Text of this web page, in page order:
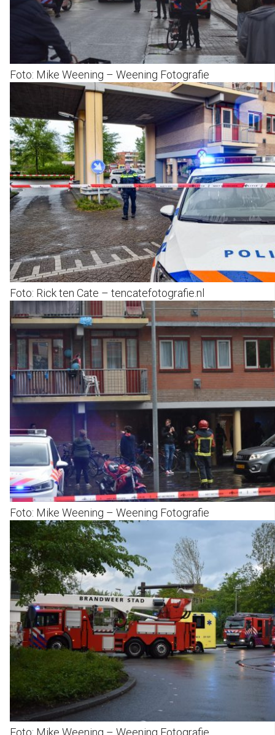
Foto: Mike Weening – Weening Fotografie
Foto: Rick ten Cate – tencatefotografie.nl
Foto: Mike Weening – Weening Fotografie
Foto: Mike Weening – Weening Fotografie